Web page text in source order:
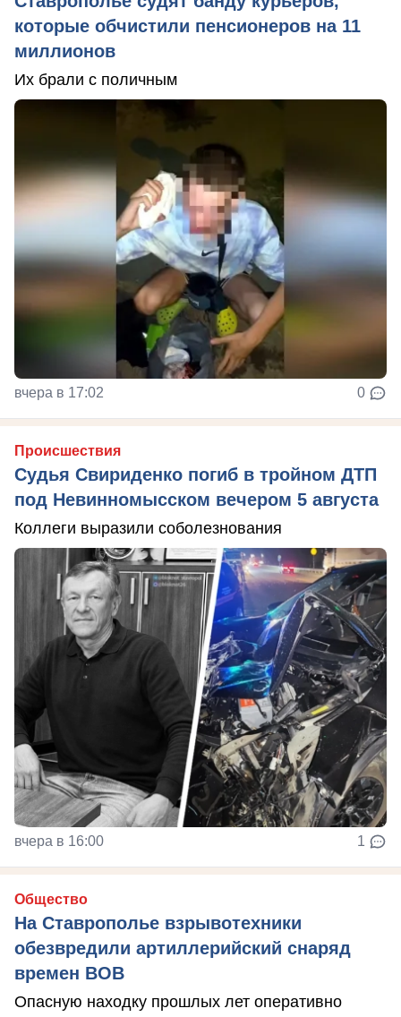
которые обчистили пенсионеров на 11
миллионов
Их брали с поличным
вчера в 17:02 0
Происшествия
Судья Свириденко погиб в тройном ДТП
под Невинномысском вечером 5 августа
Коллеги выразили соболезнования
вчера в 16:00 1
Общество
На Ставрополье взрывотехники
обезвредили артиллерийский снаряд
времен ВОВ
Опасную находку прошлых лет оперативно